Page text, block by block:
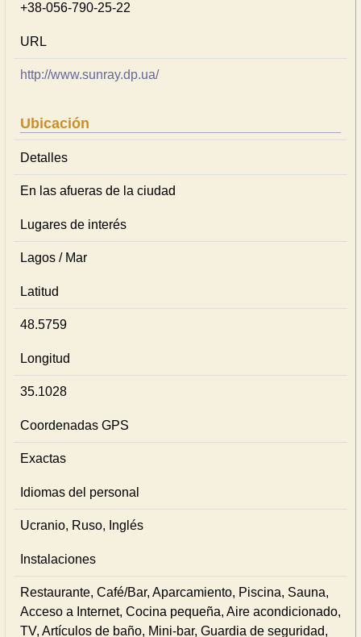
+38-056-790-25-22
URL
http://www.sunray.dp.ua/
Ubicación
Detalles
En las afueras de la ciudad
Lugares de interés
Lagos / Mar
Latitud
48.5759
Longitud
35.1028
Coordenadas GPS
Exactas
Idiomas del personal
Ucranio, Ruso, Inglés
Instalaciones
Restaurante, Café/Bar, Aparcamiento, Piscina, Sauna,
Acceso a Internet, Cocina pequeña, Aire acondicionado,
TV, Artículos de baño, Mini-bar, Guardia de seguridad,